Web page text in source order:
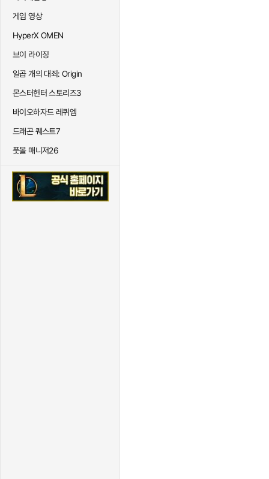
게임 영상
HyperX OMEN
브이 라이징
일곱 개의 대죄: Origin
몬스터헌터 스토리즈3
바이오하자드 레퀴엠
드래곤 퀘스트7
풋볼 매니저26